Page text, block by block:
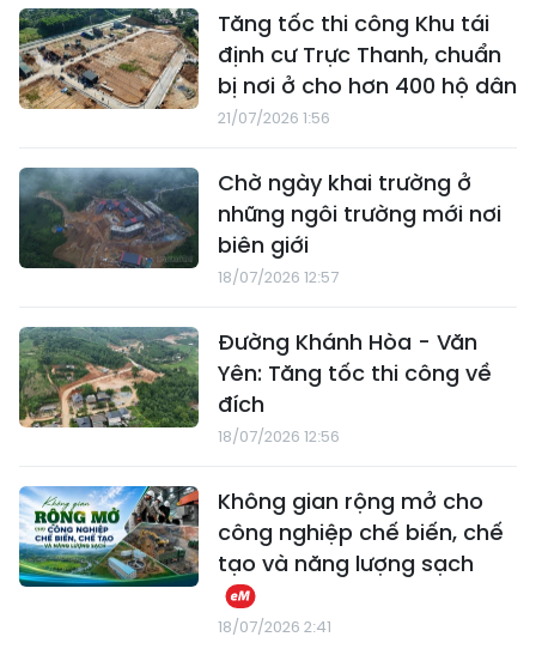
Tăng tốc thi công Khu tái
định cư Trực Thanh, chuẩn
bị nơi ở cho hơn 400 hộ dân
21/07/2026 1:56
Chờ ngày khai trường ở
những ngôi trường mới nơi
biên giới
18/07/2026 12:57
Đường Khánh Hòa - Văn
Yên: Tăng tốc thi công về
đích
18/07/2026 12:56
Không gian rộng mở cho
công nghiệp chế biến, chế
tạo và năng lượng sạch
18/07/2026 2:41